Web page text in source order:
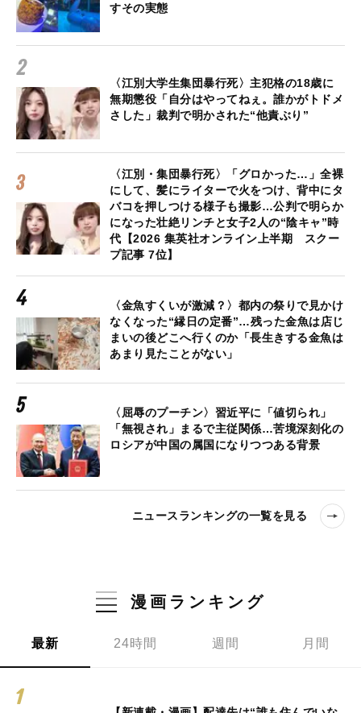
すその実態
〈江別大学生集団暴行死〉主犯格の18歳に
無期懲役「自分はやってねぇ。誰かがトドメ
さした」裁判で明かされた“他責ぶり”
〈江別・集団暴行死〉「グロかった…」全裸
にして、髪にライターで火をつけ、背中にタ
バコを押しつける様子も撮影…公判で明らか
になった壮絶リンチと女子2人の“陰キャ”時
代【2026 集英社オンライン上半期 スクー
プ記事 7位】
〈金魚すくいが激減？〉都内の祭りで見かけ
なくなった“縁日の定番”…残った金魚は店じ
まいの後どこへ行くのか「長生きする金魚は
あまり見たことがない」
〈屈辱のプーチン〉習近平に「値切られ」
「無視され」まるで主従関係…苦境深刻化の
ロシアが中国の属国になりつつある背景
ニュースランキングの一覧を見る
漫画ランキング
最新 24時間 週間 月間